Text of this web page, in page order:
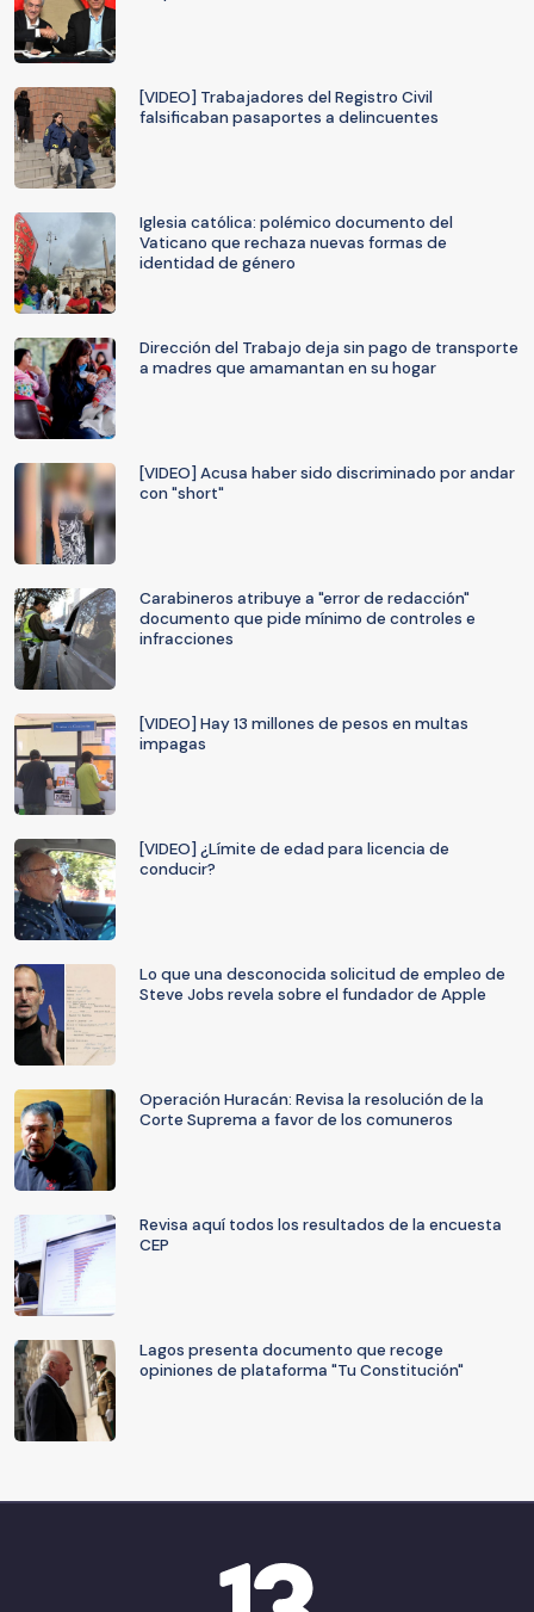
[VIDEO] Trabajadores del Registro Civil
falsificaban pasaportes a delincuentes
Iglesia católica: polémico documento del
Vaticano que rechaza nuevas formas de
identidad de género
Dirección del Trabajo deja sin pago de transporte
a madres que amamantan en su hogar
[VIDEO] Acusa haber sido discriminado por andar
con "short"
Carabineros atribuye a "error de redacción"
documento que pide mínimo de controles e
infracciones
[VIDEO] Hay 13 millones de pesos en multas
impagas
[VIDEO] ¿Límite de edad para licencia de
conducir?
Lo que una desconocida solicitud de empleo de
Steve Jobs revela sobre el fundador de Apple
Operación Huracán: Revisa la resolución de la
Corte Suprema a favor de los comuneros
Revisa aquí todos los resultados de la encuesta
CEP
Lagos presenta documento que recoge
opiniones de plataforma "Tu Constitución"